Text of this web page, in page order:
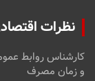
نظرات
کارشناس روابط
و زمان مصرف